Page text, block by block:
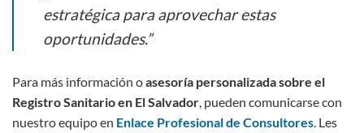
estratégica para aprovechar estas
oportunidades.”
Para más información oasesoría personalizada sobre el
Registro Sanitario en El Salvador , pueden comunicarse con
nuestro equipo en Enlace Profesional de Consultores . Les